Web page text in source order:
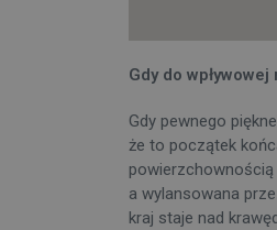
Gdy do
Gdy pewnego
że to początek
powierzchownością
a wylansowana
kraj staje nad